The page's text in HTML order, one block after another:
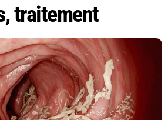
traitement